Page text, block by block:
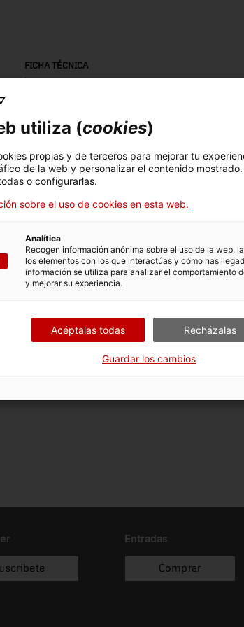
FICHA TÉCNICA
6716 Primera meitat
Material
DATOS DEL MUSEO
Ciència i tècnica
donació
Fuente de ingreso
Escola Tècnica
Entradas
Comprar
utiliza (cookies)
propias y de terceros para mejorar tu
de la web y personalizar el contenido
o configurarlas.
sobre el uso de cookies en esta web.
Analítica
Recogen información anónima sobre el uso de la web,
los elementos con los que interactúas y cómo has
información se utiliza para analizar el comportamiento
y mejorar su experiencia.
Acéptalas todas Recházalas
Guardar los cambios